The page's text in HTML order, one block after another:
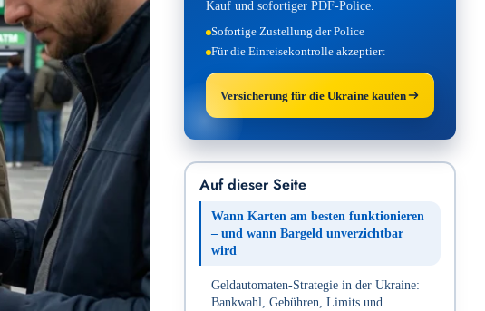
Kauf und sofortiger PDF-Police.
Sofortige Zustellung der Police
Für die Einreisekontrolle akzeptiert
Versicherung für die Ukraine kaufen
Auf dieser Seite
Wann Karten am besten funktionieren
– und wann Bargeld unverzichtbar
wird
Geldautomaten-Strategie in der Ukraine:
Bankwahl, Gebühren, Limits und